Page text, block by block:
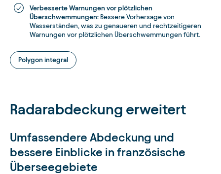
Verbesserte Warnungen vor plötzlichen
Überschwemmungen: Bessere Vorhersage von
Wasserständen, was zu genaueren und rechtzeitigeren
Warnungen vor plötzlichen Überschwemmungen führt.
Polygon integral
Radarabdeckung erweitert
Umfassendere Abdeckung und
bessere Einblicke in französische
Überseegebiete